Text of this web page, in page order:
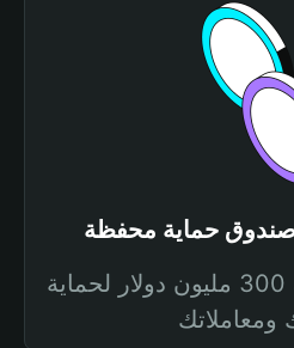
صندوق حماية بقيمة 300 مليون دولار لحماية